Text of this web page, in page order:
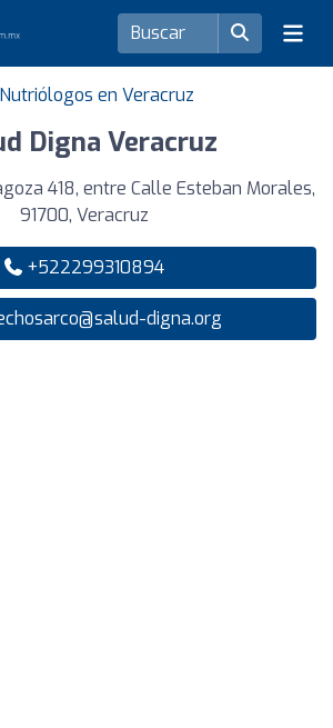
Nutriólogos en Veracruz
Digna Veracruz
418, entre Calle Esteban Morales,
91700, Veracruz
+522299310894
digna.org